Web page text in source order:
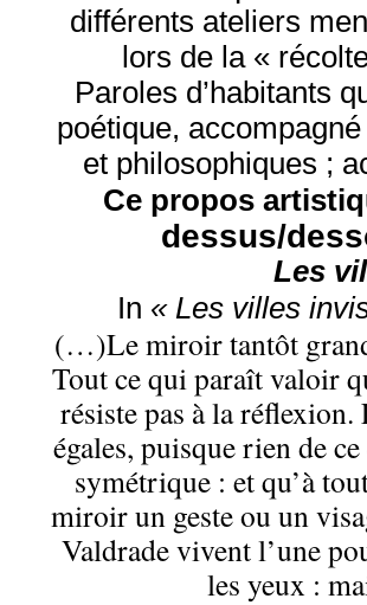
différents ateliers
lors de la «
Paroles d’habitants
poétique,
et philosophiques ;
Ce propos
dessus/
Les
In « Les villes
(…)Le miroir tantôt
Tout ce qui paraît valoir
résiste pas à la
égales, puisque rien de
symétrique : et qu’à
miroir un geste ou un
Valdrade vivent l’une
les yeux :